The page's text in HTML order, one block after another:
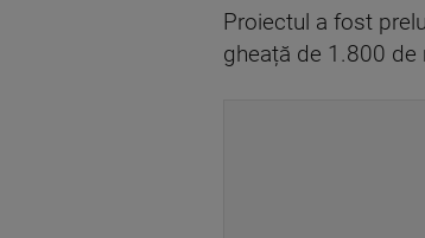
Proiectul a fost
gheață de 1.800 de